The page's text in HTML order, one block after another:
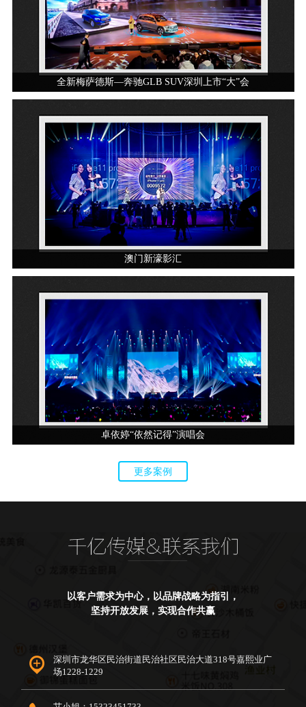
全新梅萨德斯—奔驰GLB SUV深圳上市“大”会
澳门新濠影汇
卓依婷“依然记得”演唱会
更多案例
以客户需求为中心，以品牌战略为指引，
坚持开放发展，实现合作共赢
深圳市龙华区民治街道民治社区民治大道318号嘉熙业广
场1228-1229